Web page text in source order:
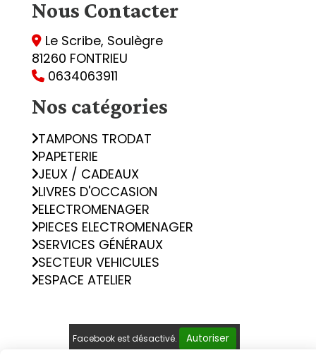
Nous Contacter
 Le Scribe, Soulègre
81260 FONTRIEU
 0634063911
Nos catégories
TAMPONS TRODAT
PAPETERIE
JEUX / CADEAUX
LIVRES D'OCCASION
ELECTROMENAGER
PIECES ELECTROMENAGER
SERVICES GÉNÉRAUX
SECTEUR VEHICULES
ESPACE ATELIER
Facebook est désactivé. Autoriser